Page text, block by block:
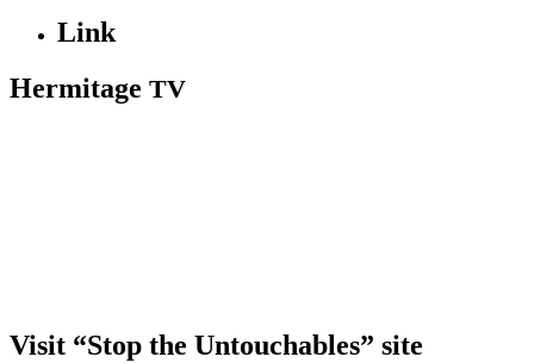
Link
Hermitage TV
Visit “Stop the Untouchables” site